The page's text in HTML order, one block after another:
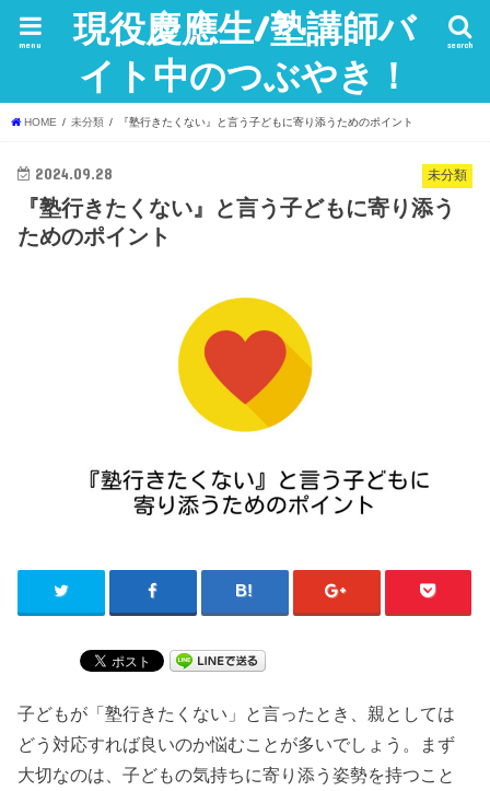
現役慶應生/塾講師バ
イト中のつぶやき！
search
menu
HOME 未分類 『塾行きたくない』と言う子どもに寄り添うためのポイント
未分類
2024.09.28
『塾行きたくない』と言う子どもに寄り添う
ためのポイント
子どもが「塾行きたくない」と言ったとき、親としては
どう対応すれば良いのか悩むことが多いでしょう。まず
大切なのは、子どもの気持ちに寄り添う姿勢を持つこと